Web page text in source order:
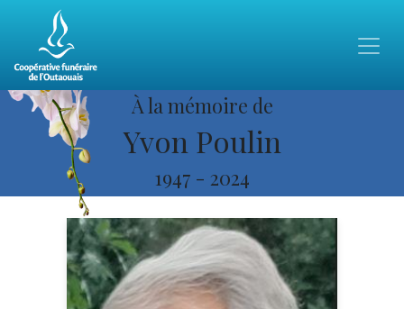
À la mémoire de
Yvon Poulin
1947 - 2024